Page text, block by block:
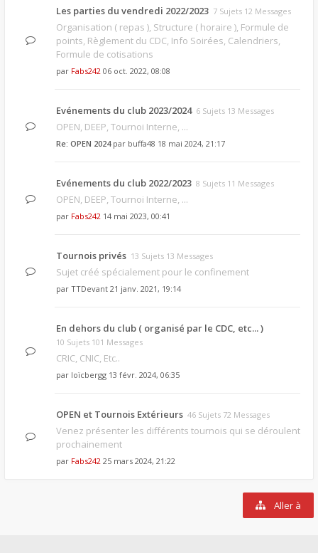
Les parties du vendredi 2022/2023 7 Sujets 12 Messages
Organisation ( repas ), Structure ( horaire ), Formule de
points, Règlement du CDC, Info Soirées, Calendriers,
Formule de cotisations
par Fabs242 06 oct. 2022, 08:08
Evénements du club 2023/2024 6 Sujets 13 Messages
OPEN, DEEP, Tournoi Interne, ...
Re: OPEN 2024par buffa48 18 mai 2024, 21:17
Evénements du club 2022/2023 8 Sujets 11 Messages
OPEN, DEEP, Tournoi Interne, ...
par Fabs242 14 mai 2023, 00:41
Tournois privés 13 Sujets 13 Messages
Sujet créé spécialement pour le confinement
par TTDevant 21 janv. 2021, 19:14
En dehors du club ( organisé par le CDC, etc... )
10 Sujets 101 Messages
CRIC, CNIC, Etc..
par loïcbergg 13 févr. 2024, 06:35
OPEN et Tournois Extérieurs 46 Sujets 72 Messages
Venez présenter les différents tournois qui se déroulent
prochainement
par Fabs242 25 mars 2024, 21:22
Aller à